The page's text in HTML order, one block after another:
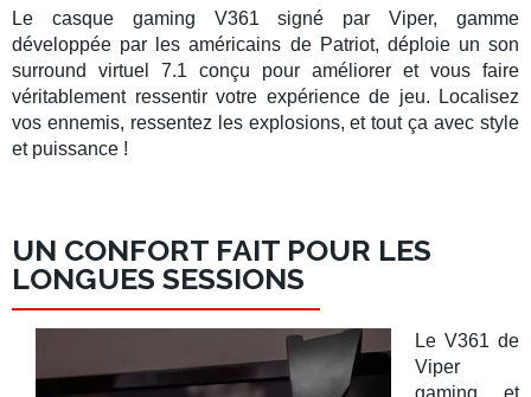
Le casque gaming V361 signé parViper,gamme
développée par les américains de Patriot, déploie un son
surround virtuel 7.1 conçu pour améliorer et vous faire
véritablement ressentir votre expérience de jeu. Localisez
vos ennemis, ressentez les explosions, et tout ça avec style
et puissance !
UN CONFORT FAIT POUR LES
LONGUES SESSIONS
Le V361 de
Viper
gaming et